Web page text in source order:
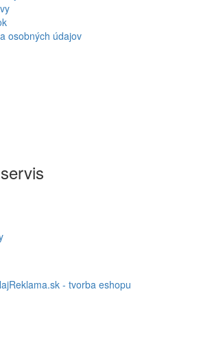
osobných údajov
- tvorba eshopu